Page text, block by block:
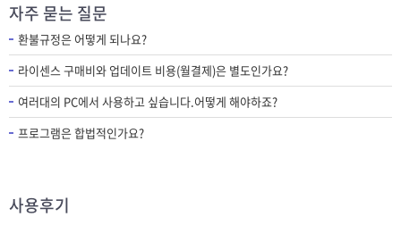
자주 묻는 질문
환불규정은 어떻게 되나요?
라이센스 구매비와 업데이트 비용(월결제)은 별도인가요?
여러대의 PC에서 사용하고 싶습니다.어떻게 해야하죠?
프로그램은 합법적인가요?
사용후기